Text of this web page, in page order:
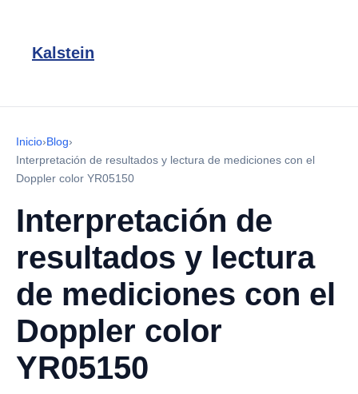
Kalstein
Inicio›Blog›
Interpretación de resultados y lectura de mediciones con el
Doppler color YR05150
Interpretación de
resultados y lectura
de mediciones con el
Doppler color
YR05150